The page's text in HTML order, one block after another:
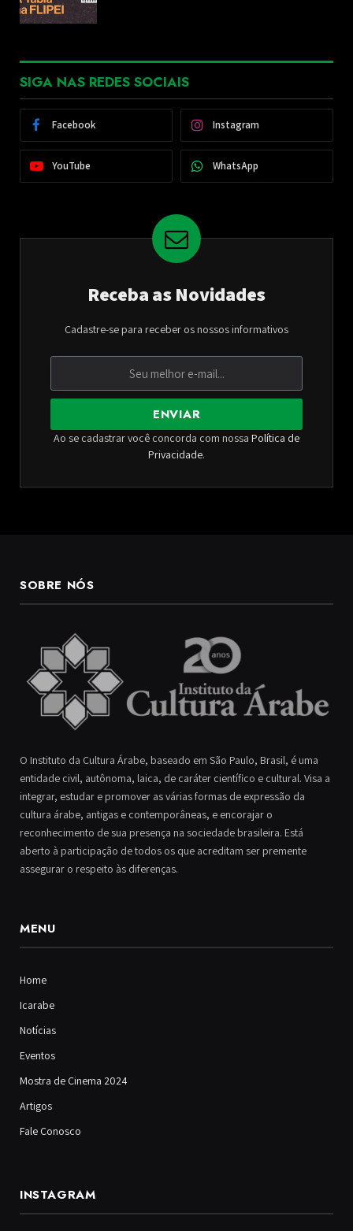
SIGA NAS REDES SOCIAIS
Facebook Instagram
YouTube WhatsApp
Receba as Novidades
Cadastre-se para receber os nossos informativos
ENVIAR
Ao se cadastrar você concorda com nossa Política de
Privacidade.
SOBRE NÓS
O Instituto da Cultura Árabe, baseado em São Paulo, Brasil, é uma
entidade civil, autônoma, laica, de caráter científico e cultural. Visa a
integrar, estudar e promover as várias formas de expressão da
cultura árabe, antigas e contemporâneas, e encorajar o
reconhecimento de sua presença na sociedade brasileira. Está
aberto à participação de todos os que acreditam ser premente
assegurar o respeito às diferenças.
MENU
Home
Icarabe
Notícias
Eventos
Mostra de Cinema 2024
Artigos
Fale Conosco
INSTAGRAM